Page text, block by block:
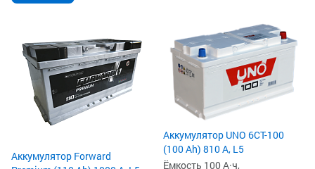
Аккумулятор Forward
Аккумулятор UNO 6CT-100
(100 Ah) 810 А, L5
Ёмкость 100 А·ч,